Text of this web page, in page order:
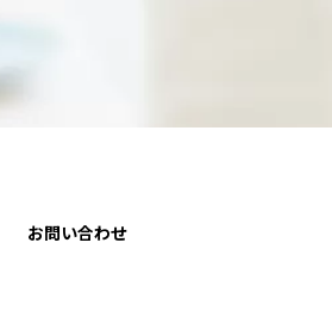
お問い合わせ